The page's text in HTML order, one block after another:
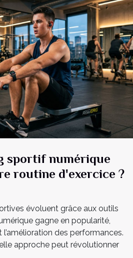
sportif numérique
routine d'exercice ?
évoluent grâce aux outils
gagne en popularité,
des performances.
approche peut révolutionner